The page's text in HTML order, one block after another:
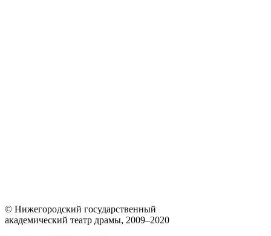
© Нижегородский государственный
академический театр драмы, 2009–2020